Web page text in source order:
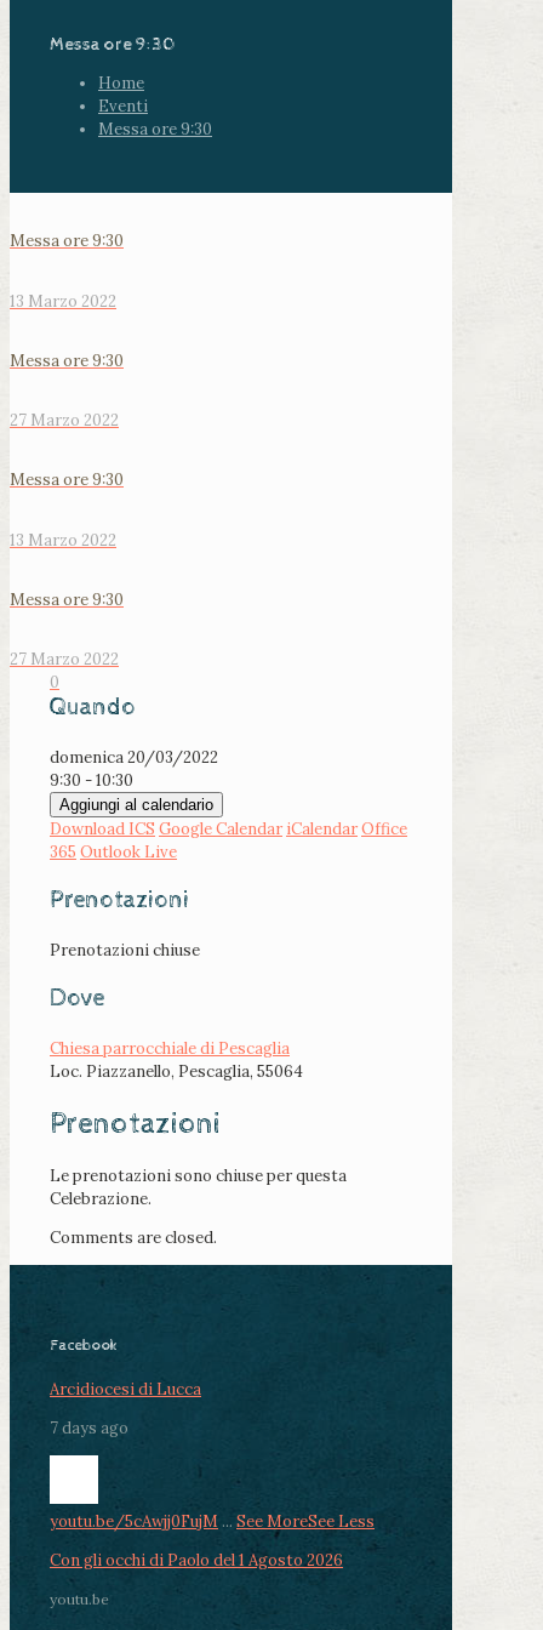
Messa ore 9:30
Home
Eventi
Messa ore 9:30
Messa ore 9:30
13 Marzo 2022
Messa ore 9:30
27 Marzo 2022
Messa ore 9:30
13 Marzo 2022
Messa ore 9:30
27 Marzo 2022
0
Quando
domenica 20/03/2022
9:30 - 10:30
Aggiungi al calendario
Download ICS Google Calendar iCalendarOffice
365 Outlook Live
Prenotazioni
Prenotazioni chiuse
Dove
Chiesa parrocchiale di Pescaglia
Loc. Piazzanello, Pescaglia, 55064
Prenotazioni
Le prenotazioni sono chiuse per questa
Celebrazione.
Comments are closed.
Facebook
Arcidiocesi di Lucca
7 days ago
youtu.be/5cAwjj0FujM ... See MoreSee Less
Con gli occhi di Paolo del 1 Agosto 2026
youtu.be